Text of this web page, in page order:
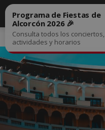
Inicio Noticias
Programa de Fiestas de
Alcorcón 2026 🎉
Consulta todos los conciertos,
actividades y horarios